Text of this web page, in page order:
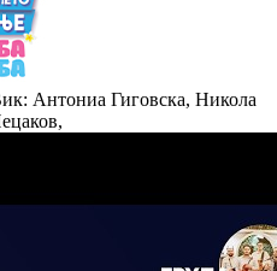
Антониа Гиговска, Никола